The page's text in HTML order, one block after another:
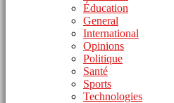
Éducation
General
International
Opinions
Politique
Santé
Sports
Technologies